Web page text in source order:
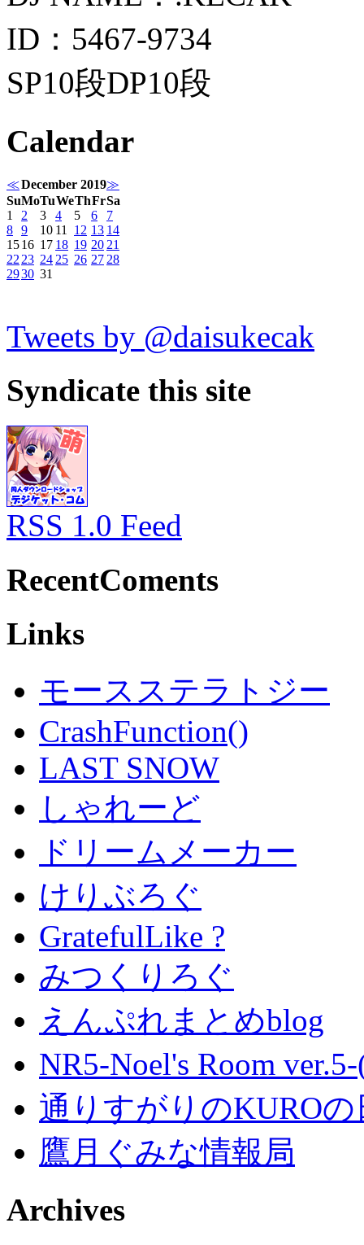
ID：5467-9734
SP10段DP10段
Calendar
≪December 2019≫
SuMoTuWeThFrSa
1
2 3 4 5 6
7
8 9 10 11 12 13 14
1516 17 18 19 20 21
22 23 24 25 26 27 28
2930 31
Tweets by @daisukecak
Syndicate this site
RSS 1.0 Feed
RecentComents
Links
モースステラトジー
CrashFunction()
LAST SNOW
しゃれーど
ドリームメーカー
けりぶろぐ
GratefulLike ?
みつくりろぐ
えんぷれまとめblog
NR5-Noel's Room
通りすがりのKURO
鷹月ぐみな情報局
Archives